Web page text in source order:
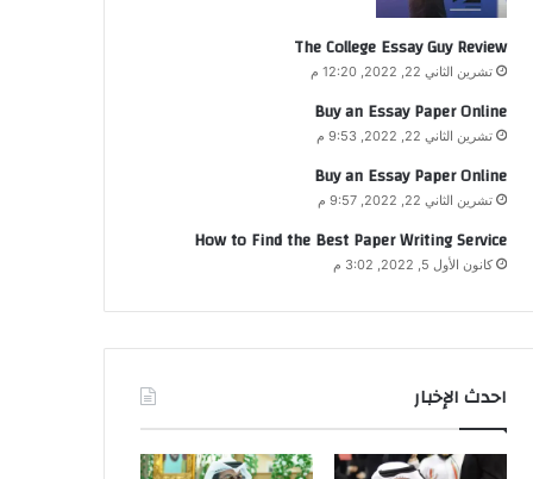
The College Essay Guy Review
تشرين الثاني 22, 2022, 12:20 م
Buy an Essay Paper Online
تشرين الثاني 22, 2022, 9:53 م
Buy an Essay Paper Online
تشرين الثاني 22, 2022, 9:57 م
How to Find the Best Paper Writing Service
كانون الأول 5, 2022, 3:02 م
احدث الإخبار